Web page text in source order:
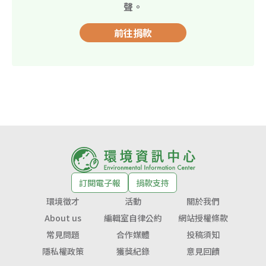
聲。
前往捐款
訂閱電子報
捐款支持
環境徵才
活動
關於我們
About us
編輯室自律公約
網站授權條款
常見問題
合作媒體
投稿須知
隱私權政策
獲獎紀錄 意見回饋